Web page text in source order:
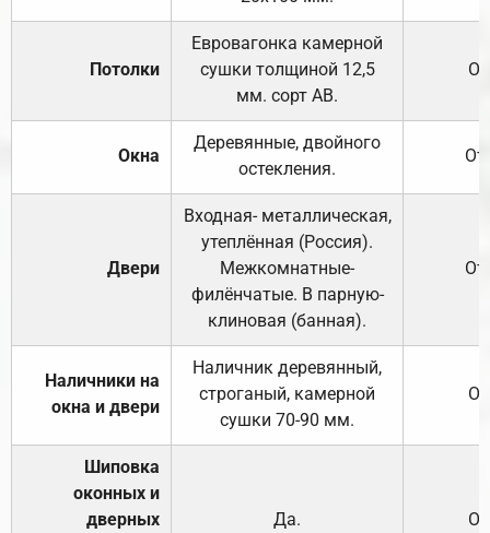
Потолки
Евровагонка камерной
сушки толщиной 12,5
мм. сорт АВ.
Окна
Деревянные, двойного
остекления.
Двери
Входная- металлическая,
утеплённая (Россия).
Межкомнатные-
филёнчатые. В парную-
клиновая (банная).
Наличники на
окна и двери
Наличник деревянный,
строганый, камерной
сушки 70-90 мм.
Шиповка
оконных и
дверных
Да.